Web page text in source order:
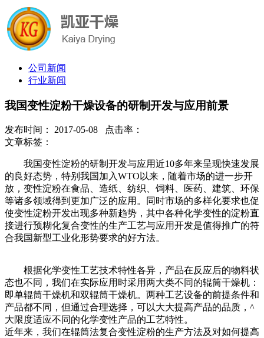
公司新闻
行业新闻
我国变性淀粉干燥设备的研制开发与应用前景
发布时间： 2017-05-08 点击率：
文章标签：
我国变性淀粉的研制开发与应用近10多年来呈现快速发展
的良好态势，特别我国加入WTO以来，随着市场的进一步开
放，变性淀粉在食品、造纸、纺织、饲料、医药、建筑、环保
等诸多领域得到更加广泛的应用。同时市场的多样化要求也促
使变性淀粉开发出现多种新趋势，其中各种化学变性的淀粉直
接进行预糊化复合变性的生产工艺与应用开发是值得推广的符
合我国新型工业化形势要求的好方法。
根据化学变性工艺技术特性各异，产品在反应后的物料状
态也不同，我们在实际应用时采用两大类不同的辊筒干燥机：
即单辊筒干燥机和双辊筒干燥机。两种工艺设备的前提条件和
产品都不同，但通过合理选择，可以大大提高产品的品质，^
大限度适应不同的化学变性产品的工艺特性。
近年来，我们在辊筒法复合变性淀粉的生产方法及对如何提高